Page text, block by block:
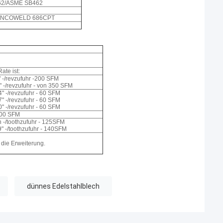
ASME SB462
686CPT
ist:
revzufuhr -200 SFM
revzufuhr - von 350 SFM
-/revzufuhr - 60 SFM
-/revzufuhr - 60 SFM
-/revzufuhr - 60 SFM
SFM
-/toothzufuhr - 125SFM
-/toothzufuhr - 140SFM
Erweiterung.
dünnes Edelstahlblech